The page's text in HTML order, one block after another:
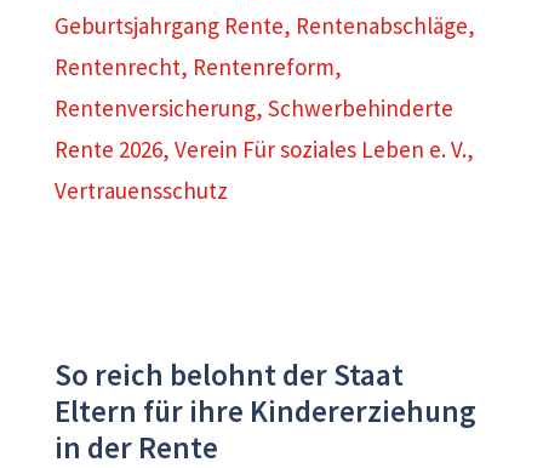
Geburtsjahrgang Rente, Rentenabschläge,
Rentenrecht, Rentenreform,
Rentenversicherung, Schwerbehinderte
Rente 2026, Verein Für soziales Leben e. V.,
Vertrauensschutz
So reich belohnt der Staat
Eltern für ihre Kindererziehung
in der Rente